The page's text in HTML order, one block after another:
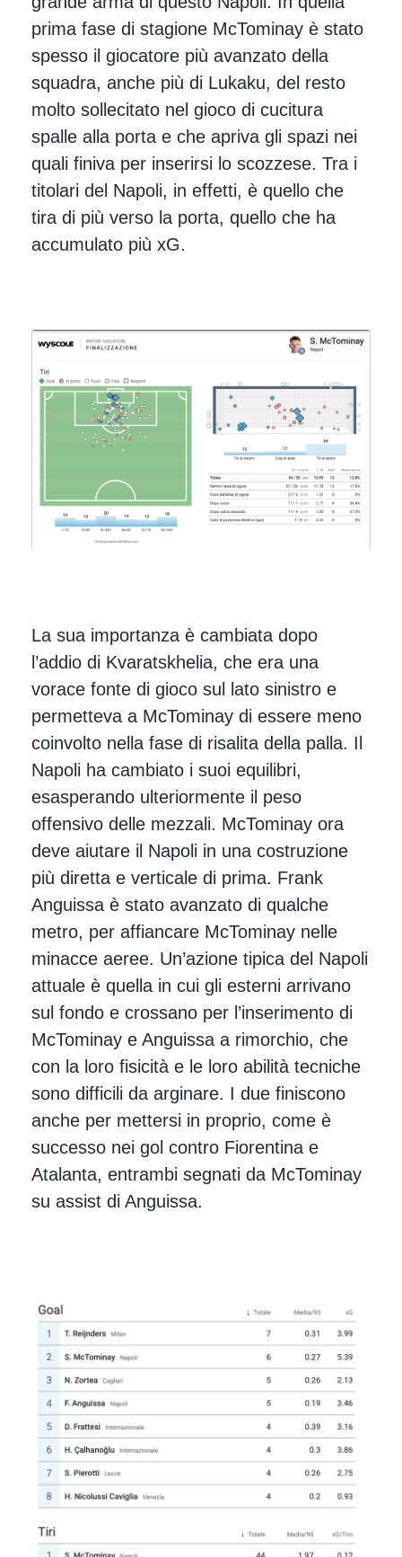
prima fase di stagione McTominay è stato
spesso il giocatore più avanzato della
squadra, anche più di Lukaku, del resto
molto sollecitato nel gioco di cucitura
spalle alla porta e che apriva gli spazi nei
quali finiva per inserirsi lo scozzese. Tra i
titolari del Napoli, in effetti, è quello che
tira di più verso la porta, quello che ha
accumulato più xG.
La sua importanza è cambiata dopo
l’addio di Kvaratskhelia, che era una
vorace fonte di gioco sul lato sinistro e
permetteva a McTominay di essere meno
coinvolto nella fase di risalita della palla. Il
Napoli ha cambiato i suoi equilibri,
esasperando ulteriormente il peso
offensivo delle mezzali. McTominay ora
deve aiutare il Napoli in una costruzione
più diretta e verticale di prima. Frank
Anguissa è stato avanzato di qualche
metro, per affiancare McTominay nelle
minacce aeree. Un’azione tipica del Napoli
attuale è quella in cui gli esterni arrivano
sul fondo e crossano per l’inserimento di
McTominay e Anguissa a rimorchio, che
con la loro fisicità e le loro abilità tecniche
sono difficili da arginare. I due finiscono
anche per mettersi in proprio, come è
successo nei gol contro Fiorentina e
Atalanta, entrambi segnati da McTominay
su assist di Anguissa.